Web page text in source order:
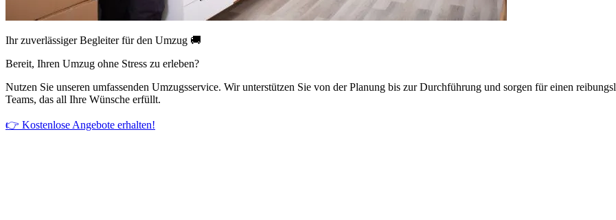
Ihr zuverlässiger Begleiter für den Umzug 🚚
Bereit, Ihren Umzug ohne Stress zu erleben?
Nutzen Sie unseren umfassenden Umzugsservice. Wir unterstützen Sie von der Planung bis zur Durchführung und sorgen für einen
Teams, das all Ihre Wünsche erfüllt.
👉 Kostenlose Angebote erhalten!